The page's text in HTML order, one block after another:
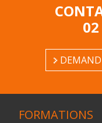
FORMATIONS